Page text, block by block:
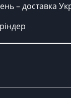
– доставка